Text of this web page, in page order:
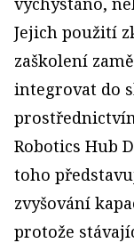
Jejich použití
zaškolení
integrovat do
Robotics Hub
toho
zvyšování
protože